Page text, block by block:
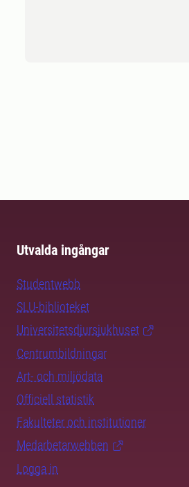
Utvalda ingångar
Studentwebb
SLU-biblioteket
Universitetsdjursjukhuset
Centrumbildningar
Art- och miljödata
Officiell statistik
Fakulteter och institutioner
Medarbetarwebben
Logga in